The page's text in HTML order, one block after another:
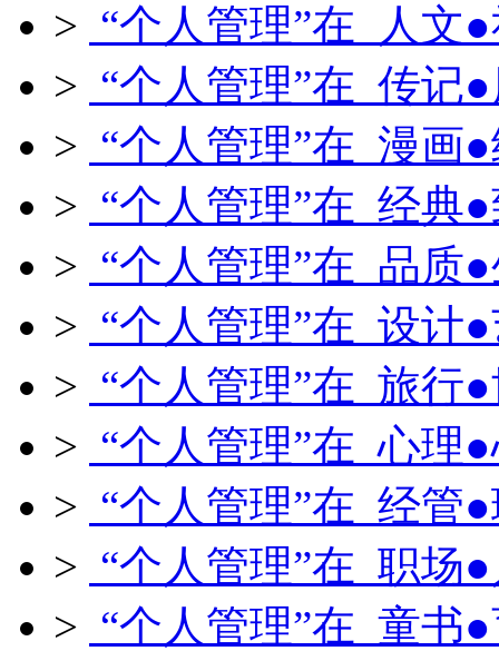
> “个人管理”在 人文
> “个人管理”在 传记
> “个人管理”在 漫画
> “个人管理”在 经典
> “个人管理”在 品质
> “个人管理”在 设计
> “个人管理”在 旅行
> “个人管理”在 心理
> “个人管理”在 经管
> “个人管理”在 职场
> “个人管理”在 童书